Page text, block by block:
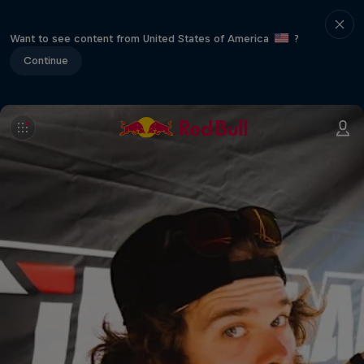
Want to see content from United States of America
?
Continue